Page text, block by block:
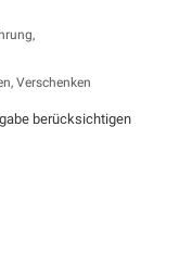
,
, Verschenken
berücksichtigen